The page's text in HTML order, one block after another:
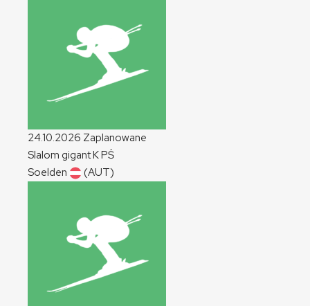
24.10.2026 Zaplanowane
Slalom gigantKPŚ
Soelden
(AUT)